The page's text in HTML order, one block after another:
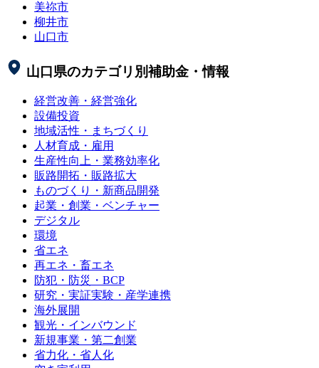
美祢市
柳井市
山口市
山口県のカテゴリ別補助金・情報
経営改善・経営強化
設備投資
地域活性・まちづくり
人材育成・雇用
生産性向上・業務効率化
販路開拓・販路拡大
ものづくり・新商品開発
起業・創業・ベンチャー
デジタル
環境
省エネ
再エネ・畜エネ
防犯・防災・BCP
研究・実証実験・産学連携
海外展開
観光・インバウンド
新規事業・第二創業
省力化・省人化